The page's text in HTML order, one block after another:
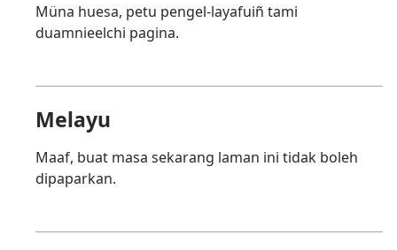
Müna huesa, petu pengel-layafuiñ tami
duamnieelchi pagina.
Melayu
Maaf, buat masa sekarang laman ini tidak boleh
dipaparkan.